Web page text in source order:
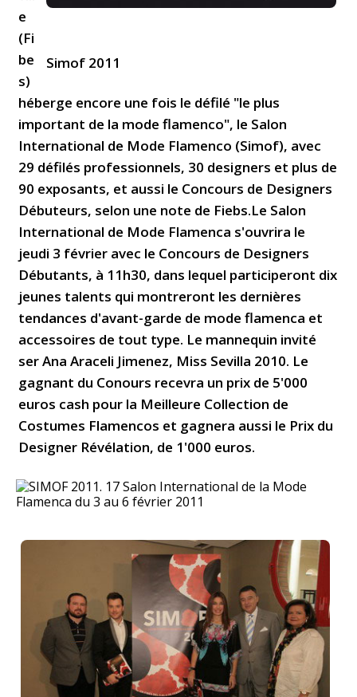
Simof 2011
e
(Fi
be
s)
héberge encore une fois le défilé "le plus
important de la mode flamenco", le Salon
International de Mode Flamenco (Simof), avec
29 défilés professionnels, 30 designers et plus de
90 exposants, et aussi le Concours de Designers
Débuteurs, selon une note de Fiebs.Le Salon
International de Mode Flamenca s'ouvrira le
jeudi 3 février avec le Concours de Designers
Débutants, à 11h30, dans lequel participeront dix
jeunes talents qui montreront les dernières
tendances d'avant-garde de mode flamenca et
accessoires de tout type. Le mannequin invité
ser Ana Araceli Jimenez, Miss Sevilla 2010. Le
gagnant du Conours recevra un prix de 5'000
euros cash pour la Meilleure Collection de
Costumes Flamencos et gagnera aussi le Prix du
Designer Révélation, de 1'000 euros.